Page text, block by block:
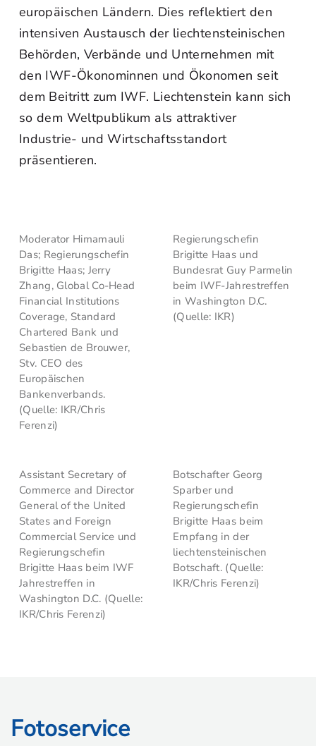
europäischen Ländern. Dies reflektiert den
intensiven Austausch der liechtensteinischen
Behörden, Verbände und Unternehmen mit
den IWF-Ökonominnen und Ökonomen seit
dem Beitritt zum IWF. Liechtenstein kann sich
so dem Weltpublikum als attraktiver
Industrie- und Wirtschaftsstandort
präsentieren.
Moderator Himamauli
Das; Regierungschefin
Brigitte Haas; Jerry
Zhang, Global Co-Head
Financial Institutions
Coverage, Standard
Chartered Bank und
Sebastien de Brouwer,
Stv. CEO des
Europäischen
Bankenverbands.
(Quelle: IKR/Chris
Ferenzi)
Regierungschefin
Brigitte Haas und
Bundesrat Guy Parmelin
beim IWF-Jahrestreffen
in Washington D.C.
(Quelle: IKR)
Assistant Secretary of
Commerce and Director
General of the United
States and Foreign
Commercial Service und
Regierungschefin
Brigitte Haas beim IWF
Jahrestreffen in
Washington D.C. (Quelle:
IKR/Chris Ferenzi)
Botschafter Georg
Sparber und
Regierungschefin
Brigitte Haas beim
Empfang in der
liechtensteinischen
Botschaft. (Quelle:
IKR/Chris Ferenzi)
Fotoservice